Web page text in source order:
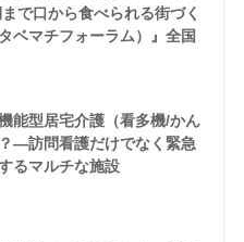
で口から食べられる街づく
ベマチフォーラム）』全国
能型居宅介護（看多機/かん
―訪問看護だけでなく緊急
るマルチな施設